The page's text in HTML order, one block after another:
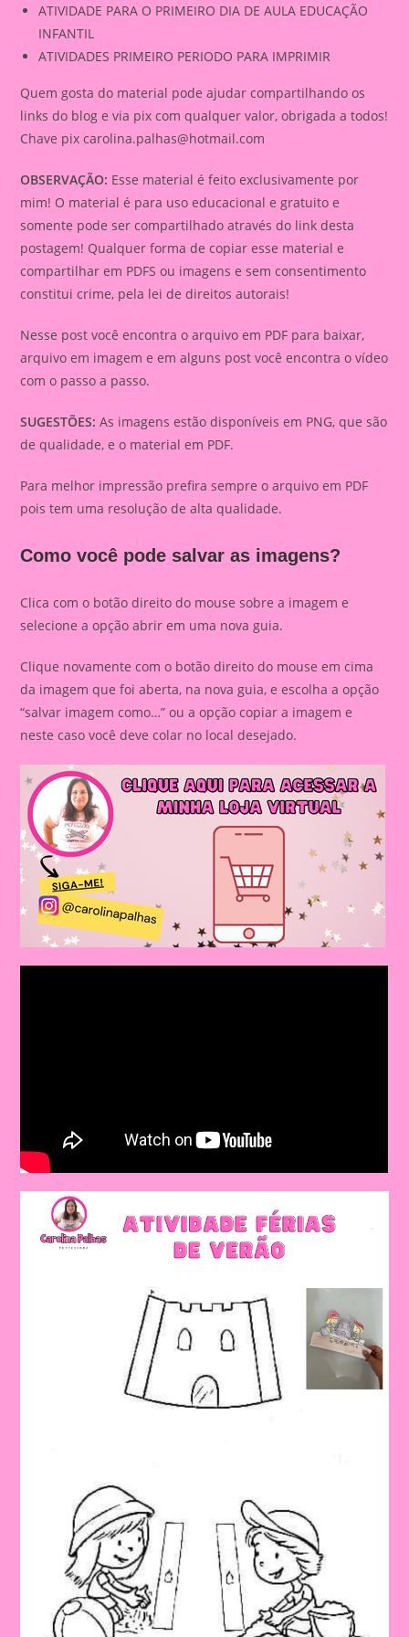
ATIVIDADE PARA O PRIMEIRO DIA DE AULA EDUCAÇÃO
INFANTIL
ATIVIDADES PRIMEIRO PERIODO PARA IMPRIMIR
Quem gosta do material pode ajudar compartilhando os
links do blog e via pix com qualquer valor, obrigada a todos!
Chave pixcarolina.palhas@hotmail.com
OBSERVAÇÃO: Esse material é feito exclusivamente por
mim! O material é para uso educacional e gratuito e
somente pode ser compartilhado através do link desta
postagem! Qualquer forma de copiar esse material e
compartilhar em PDFS ou imagens e sem consentimento
constitui crime, pela lei de direitos autorais!
Nesse post você encontra o arquivo em PDF para baixar,
arquivo em imagem e em alguns post você encontra o vídeo
com o passo a passo.
SUGESTÕES: As imagens estão disponíveis em PNG, que são
de qualidade, e o material em PDF.
Para melhor impressão prefira sempre o arquivo em PDF
pois tem uma resolução de alta qualidade.
Como você pode salvar as imagens?
Clica com o botão direito do mouse sobre a imagem e
selecione a opção abrir em uma nova guia.
Clique novamente com o botão direito do mouse em cima
da imagem que foi aberta, na nova guia, e escolha a opção
“salvar imagem como…” ou a opção copiar a imagem e
neste caso você deve colar no local desejado.